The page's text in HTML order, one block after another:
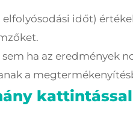
időt)
ha az eredmények
a